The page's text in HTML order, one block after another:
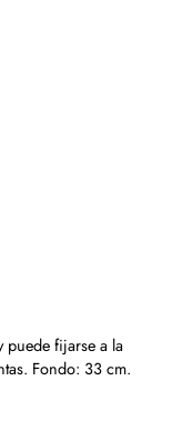
puede fijarse a la
Fondo: 33 cm.